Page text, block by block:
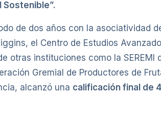
Sostenible”.
de dos años con la asociatividad
el Centro de Estudios
otras instituciones como la SEREMI
Gremial de Productores de
alcanzó una calificación final de